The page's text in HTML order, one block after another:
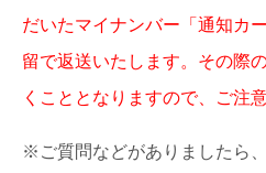
だいたマイナンバー「通知カ
留で返送いたします。その際
くこととなりますので、ご注
※ご質問などがありましたら